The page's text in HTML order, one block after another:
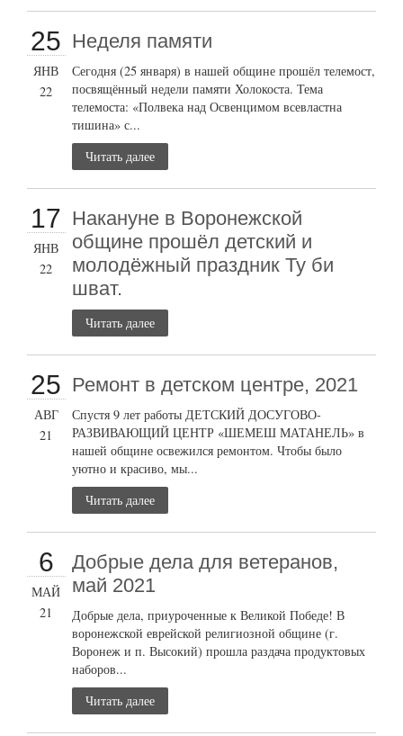
25
ЯНВ
22
Неделя памяти
Сегодня (25 января) в нашей общине прошёл телемост,
посвящённый недели памяти Холокоста. Тема
телемоста: «Полвека над Освенцимом всевластна
тишина» с...
Читать далее
17
ЯНВ
22
Накануне в Воронежской
общине прошёл детский и
молодёжный праздник Ту би
шват.
Читать далее
25
АВГ
21
Ремонт в детском центре, 2021
Спустя 9 лет работы ДЕТСКИЙ ДОСУГОВО-
РАЗВИВАЮЩИЙ ЦЕНТР «ШЕМЕШ МАТАНЕЛЬ» в
нашей общине освежился ремонтом. Чтобы было
уютно и красиво, мы...
Читать далее
6
МАЙ
21
Добрые дела для ветеранов,
май 2021
Добрые дела, приуроченные к Великой Победе! В
воронежской еврейской религиозной общине (г.
Воронеж и п. Высокий) прошла раздача продуктовых
наборов...
Читать далее